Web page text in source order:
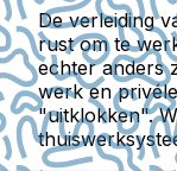
De verleiding
rust om te
echter anders
werk en
"uitklokken".